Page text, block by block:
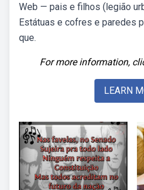
Web — pais e filhos (legião
Estátuas e cofres e paredes
que.
For more information,
LEARN